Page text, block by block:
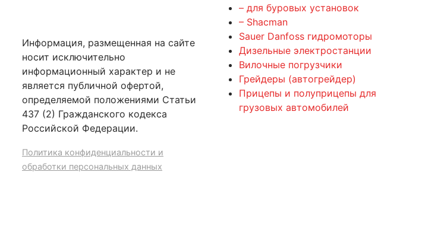
Информация, размещенная на сайте
носит исключительно
информационный характер и не
является публичной офертой,
определяемой положениями Статьи
437 (2) Гражданского кодекса
Российской Федерации.
Политика конфиденциальности и
обработки персональных данных
– для буровых установок
– Shacman
Sauer Danfoss гидромоторы
Дизельные электростанции
Вилочные погрузчики
Грейдеры (автогрейдер)
Прицепы и полуприцепы для
грузовых автомобилей